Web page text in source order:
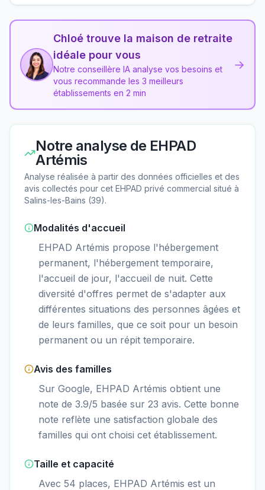
Chloé trouve la maison de retraite
idéale pour vous
Notre conseillère IA analyse vos besoins et
vous recommande les 3 meilleurs
établissements en 2 min
→
Notre analyse de EHPAD
Artémis
Analyse réalisée à partir des données officielles et des
avis collectés pour cet EHPAD privé commercial situé à
Salins-les-Bains (39).
Modalités d'accueil
EHPAD Artémis propose l'hébergement
permanent, l'hébergement temporaire,
l'accueil de jour, l'accueil de nuit. Cette
diversité d'offres permet de s'adapter aux
différentes situations des personnes âgées et
de leurs familles, que ce soit pour un besoin
permanent ou un répit temporaire.
Avis des familles
Sur Google, EHPAD Artémis obtient une
note de 3.9/5 basée sur 23 avis. Cette bonne
note reflète une satisfaction globale des
familles qui ont choisi cet établissement.
Taille et capacité
Avec 54 places, EHPAD Artémis est un